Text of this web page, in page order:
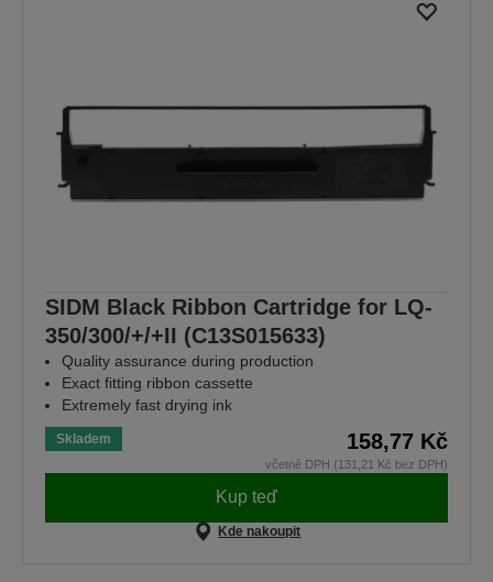
SIDM Black Ribbon Cartridge for LQ-
350/300/+/+II (C13S015633)
Quality assurance during production
Exact fitting ribbon cassette
Extremely fast drying ink
Skladem 158,77 Kč
včetně DPH (131,21 Kč bez DPH)
Kup teď
Kde nakoupit